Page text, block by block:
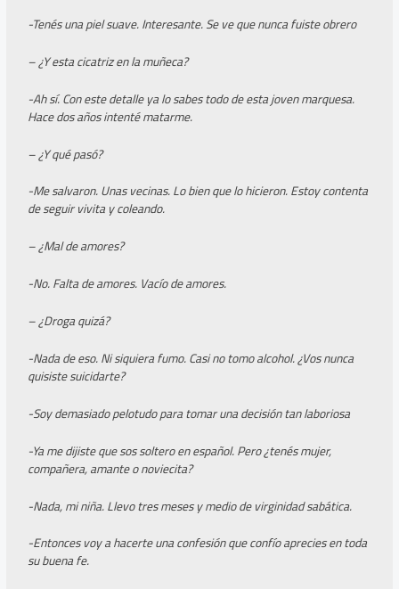
-Tenés una piel suave. Interesante. Se ve que nunca fuiste obrero
– ¿Y esta cicatriz en la muñeca?
-Ah sí. Con este detalle ya lo sabes todo de esta joven marquesa.
Hace dos años intenté matarme.
– ¿Y qué pasó?
-Me salvaron. Unas vecinas. Lo bien que lo hicieron. Estoy contenta
de seguir vivita y coleando.
– ¿Mal de amores?
-No. Falta de amores. Vacío de amores.
– ¿Droga quizá?
-Nada de eso. Ni siquiera fumo. Casi no tomo alcohol. ¿Vos nunca
quisiste suicidarte?
-Soy demasiado pelotudo para tomar una decisión tan laboriosa
-Ya me dijiste que sos soltero en español. Pero ¿tenés mujer,
compañera, amante o noviecita?
-Nada, mi niña. Llevo tres meses y medio de virginidad sabática.
-Entonces voy a hacerte una confesión que confío aprecies en toda
su buena fe.